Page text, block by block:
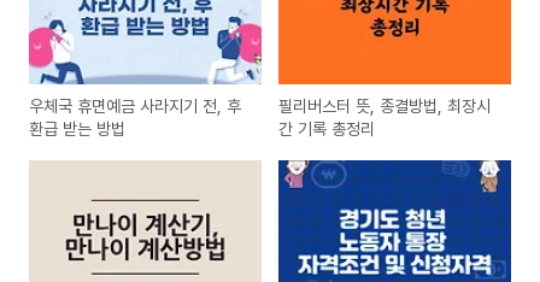
우체국 휴면예금 사라지기 전, 후
환급 받는 방법
필리버스터 뜻, 종결방법, 최장시
간 기록 총정리